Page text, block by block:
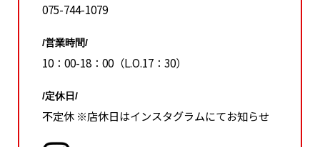
075-744-1079
/営業時間/
10：00-18：00（L.O.17：30）
/定休日/
不定休 ※店休日はインスタグラムにてお知らせ